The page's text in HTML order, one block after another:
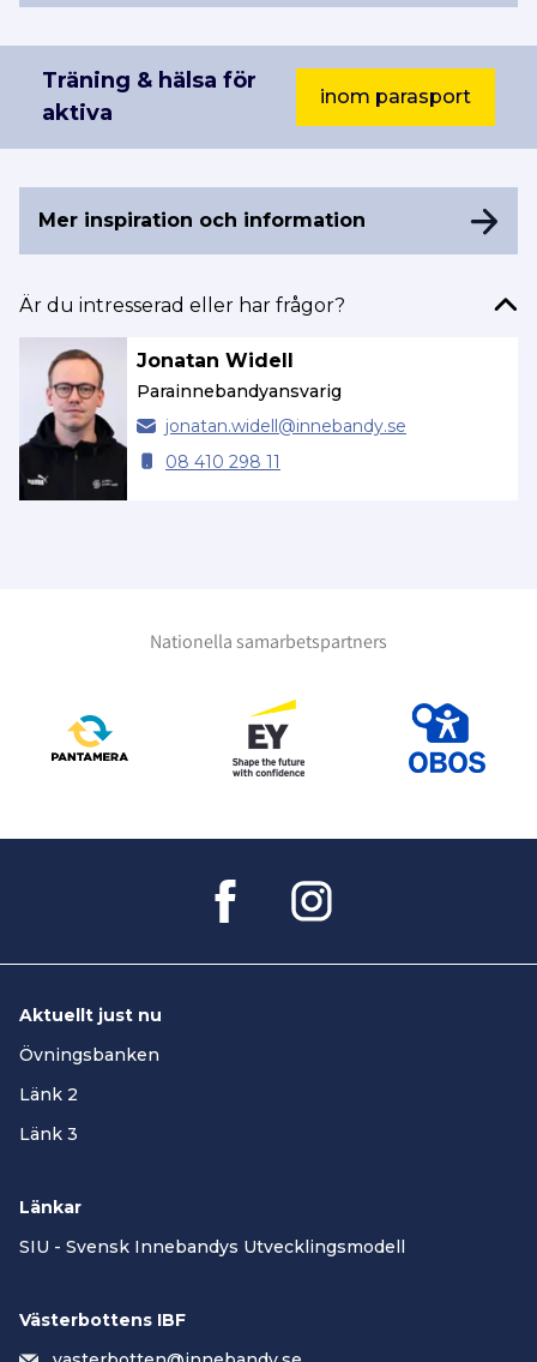
Träning & hälsa för
aktiva
inom parasport
Mer inspiration och information
Är du intresserad eller har frågor?
Jonatan Widell
Parainnebandyansvarig
jonatan.widell@innebandy.se
08 410 298 11
Nationella samarbetspartners
Aktuellt just nu
Övningsbanken
Länk 2
Länk 3
Länkar
SIU - Svensk Innebandys Utvecklingsmodell
Västerbottens IBF